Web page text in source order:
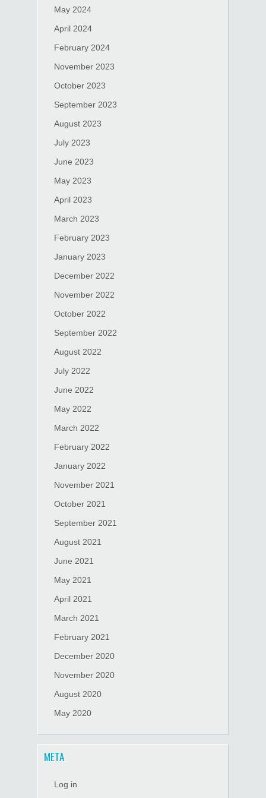
May 2024
April 2024
February 2024
November 2023
October 2023
September 2023
August 2023
July 2023
June 2023
May 2023
April 2023
March 2023
February 2023
January 2023
December 2022
November 2022
October 2022
September 2022
August 2022
July 2022
June 2022
May 2022
March 2022
February 2022
January 2022
November 2021
October 2021
September 2021
August 2021
June 2021
May 2021
April 2021
March 2021
February 2021
December 2020
November 2020
August 2020
May 2020
META
Log in